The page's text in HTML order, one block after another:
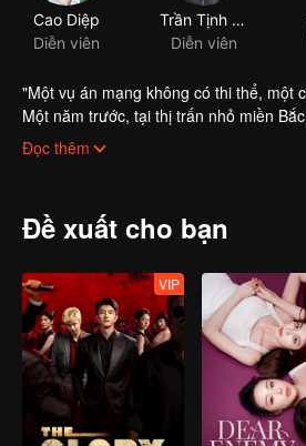
"Một vụ án mạng không có thi thể,
Một năm trước, tại thị trấn nhỏ miền
Một năm sau, khi cảnh sát “phát hiện”
Đây là một vụ án có đầy đủ nhân
“Tần Hồng thật sự đã chết chưa?”
Đọc thêm
Đề xuất cho bạn
VIP